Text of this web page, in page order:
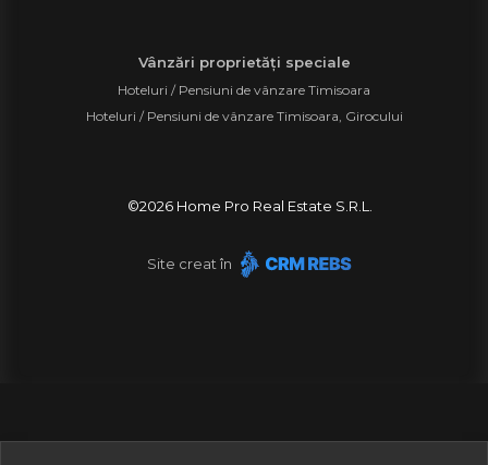
Vânzări proprietăți speciale
Hoteluri / Pensiuni de vânzare Timisoara
Hoteluri / Pensiuni de vânzare Timisoara, Girocului
©2026Home Pro Real Estate S.R.L.
Site creat în